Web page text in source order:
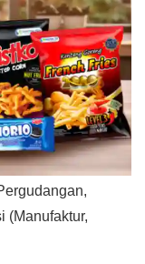
(Manufaktur,